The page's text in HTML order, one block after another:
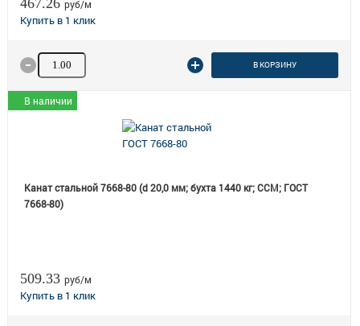
467.26 руб/м
Количество товара В КОРЗИНУ
В наличии
Канат стальной 7668-80 (d 20,0 мм; бухта 1440 кг; ССМ; ГОСТ
7668-80)
509.33 руб/м